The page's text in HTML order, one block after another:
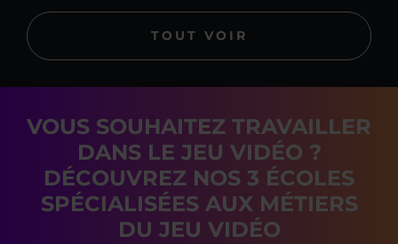
TOUT VOIR
VOUS SOUHAITEZ TRAVAILLER
DANS LE JEU VIDÉO ?
DÉCOUVREZ NOS 3 ÉCOLES
SPÉCIALISÉES AUX MÉTIERS
DU JEU VIDÉO